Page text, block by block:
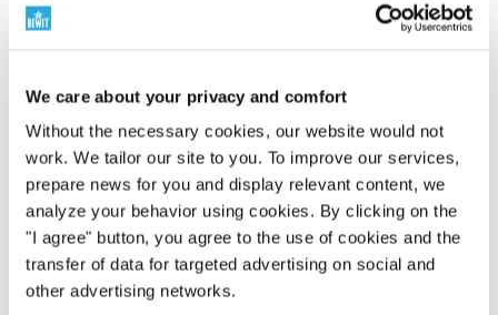
We care about your privacy and comfort
Without the necessary cookies, our website would not
work. We tailor our site to you. To improve our services,
prepare news for you and display relevant content, we
analyze your behavior using cookies. By clicking on the
"I agree" button, you agree to the use of cookies and the
transfer of data for targeted advertising on social and
other advertising networks.